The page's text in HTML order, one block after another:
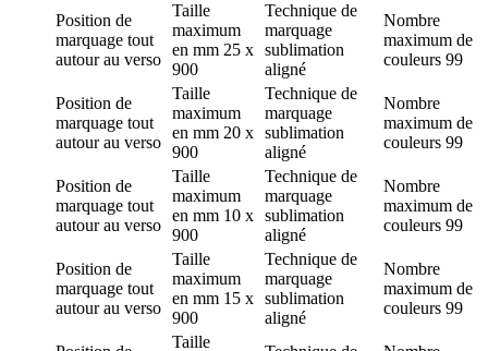
Position de
marquage tout
autour au verso
Taille
maximum
en mm 25 x
900
Technique de
marquage
sublimation
aligné
Nombre
maximum de
couleurs 99
Position de
marquage tout
autour au verso
Taille
maximum
en mm 20 x
900
Technique de
marquage
sublimation
aligné
Nombre
maximum de
couleurs 99
Position de
marquage tout
autour au verso
Taille
maximum
en mm 10 x
900
Technique de
marquage
sublimation
aligné
Nombre
maximum de
couleurs 99
Position de
marquage tout
autour au verso
Taille
maximum
en mm 15 x
900
Technique de
marquage
sublimation
aligné
Nombre
maximum de
couleurs 99
Taille